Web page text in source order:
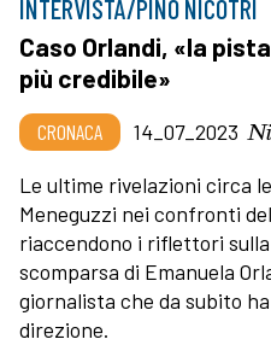
INTERVISTA/PINO NICOTRI
Caso Orlandi, «la
più credibile»
CRONACA 14_07_2023
Le ultime rivelazioni circa
Meneguzzi nei confronti
riaccendono i riflettori
scomparsa di Emanuela
giornalista che da subito
direzione.